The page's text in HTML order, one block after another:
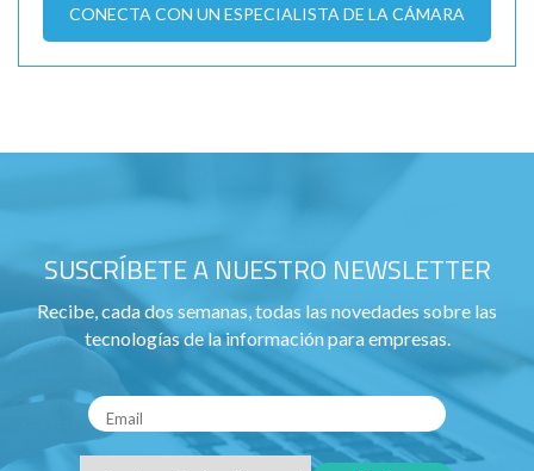
CONECTA CON UN ESPECIALISTA DE LA CÁMARA
SUSCRÍBETE A NUESTRO NEWSLETTER
Recibe, cada dos semanas, todas las novedades sobre las
tecnologías de la información para empresas.